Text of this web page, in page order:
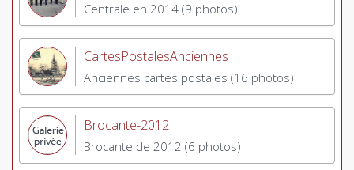
Centrale en 2014 (9 photos)
CartesPostalesAnciennes
Anciennes cartes postales (16 photos)
Brocante-2012
Brocante de 2012 (6 photos)